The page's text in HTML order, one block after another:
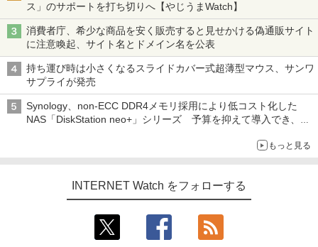
ス」のサポートを打ち切りへ【やじうまWatch】
消費者庁、希少な商品を安く販売すると見せかける偽通販サイト
に注意喚起、サイト名とドメイン名を公表
持ち運び時は小さくなるスライドカバー式超薄型マウス、サンワ
サプライが発売
Synology、non-ECC DDR4メモリ採用により低コスト化した
NAS「DiskStation neo+」シリーズ 予算を抑えて導入でき、
もっと見る
INTERNET Watch をフォローする